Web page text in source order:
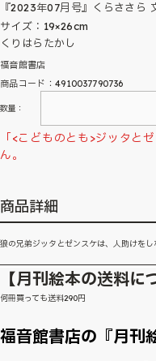
『2023年07月号』くらささら
サイズ：19×26cm
くりはらたかし
福音館書店
商品コード：4910037790736
数量：
「<こどものとも>ジッタと
ん。
商品詳細
狼の兄弟ジッタとゼンスケは、人助けを
【月刊絵本の送料に
何冊買っても送料290円
福音館書店の『月刊